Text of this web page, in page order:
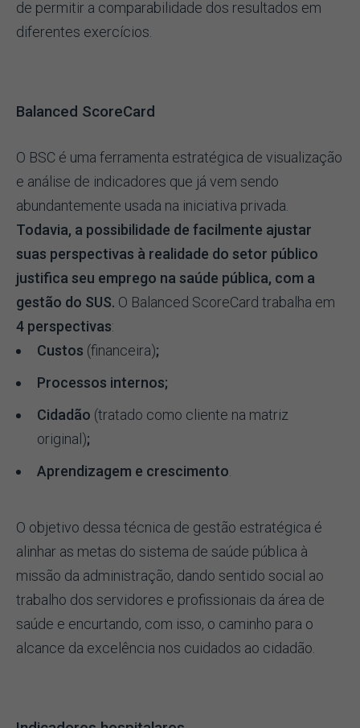
de permitir a comparabilidade dos resultados em
diferentes exercícios.
Balanced ScoreCard
O BSC é uma ferramenta estratégica de visualização
e análise de indicadores que já vem sendo
abundantemente usada na iniciativa privada.
Todavia, a possibilidade de facilmente ajustar
suas perspectivas à realidade do setor público
justifica seu emprego na saúde pública, com a
gestão do SUS. O Balanced ScoreCard trabalha em
4 perspectivas:
Custos (financeira);
Processos internos;
Cidadão (tratado como cliente na matriz
original);
Aprendizagem e crescimento
O objetivo dessa técnica de gestão estratégica é
alinhar as metas do sistema de saúde pública à
missão da administração, dando sentido social ao
trabalho dos servidores e profissionais da área de
saúde e encurtando, com isso, o caminho para o
alcance da excelência nos cuidados ao cidadão.